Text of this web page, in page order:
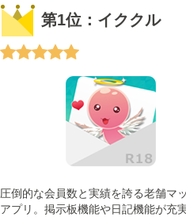
第1位：イククル
圧倒的な会員数と実績を誇る老舗マ
アプリ。掲示板機能や日記機能が充